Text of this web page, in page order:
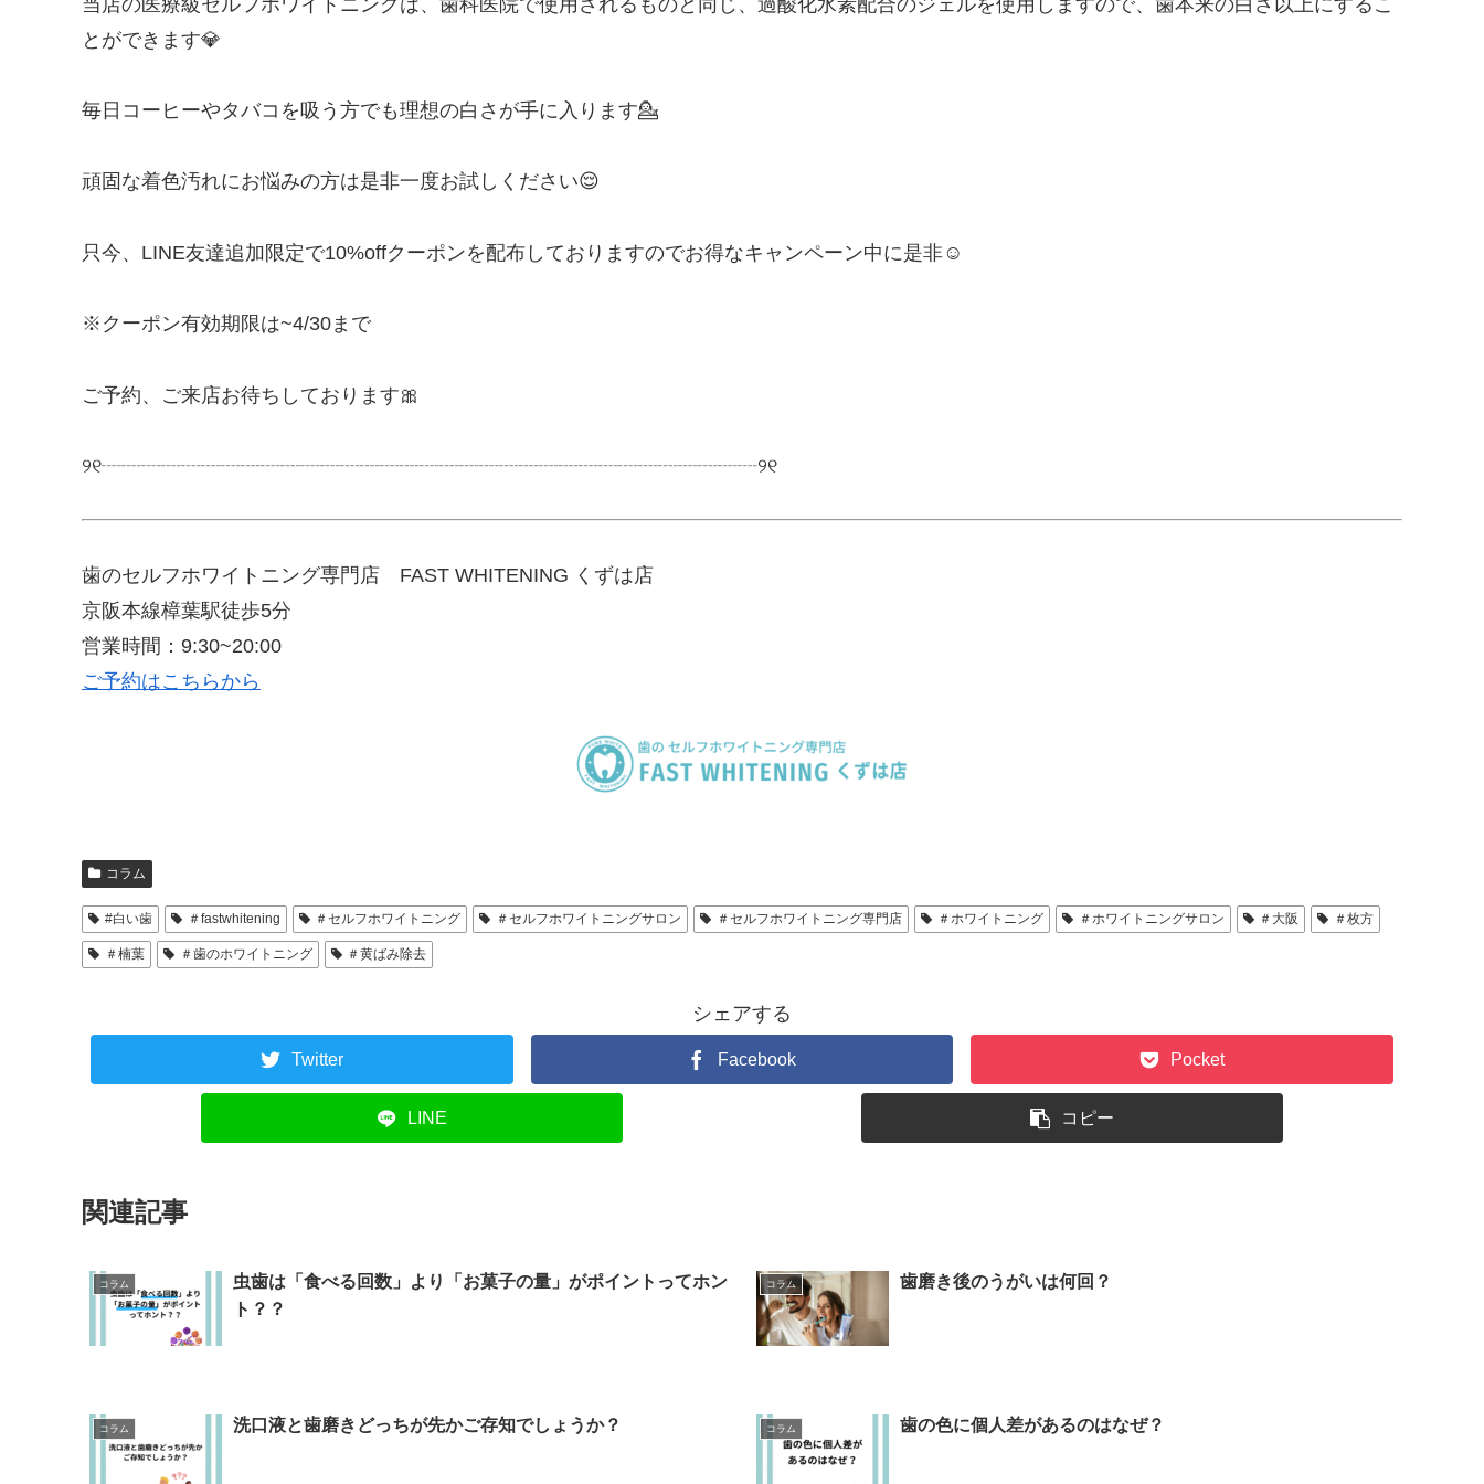
とができます💎
毎日コーヒーやタバコを吸う方でも理想の白さが手に入ります💁
頑固な着色汚れにお悩みの方は是非一度お試しください😌
只今、LINE友達追加限定で10%offクーポンを配布しておりますのでお得なキャンペーン中に是非☺️
※クーポン有効期限は~4/30まで
ご予約、ご来店お待ちしております🎀
୨୧┈┈┈┈┈┈┈┈┈┈┈┈┈┈┈┈┈┈┈┈┈┈┈┈┈┈┈┈┈┈┈┈┈୨୧
歯のセルフホワイトニング専門店 FAST WHITENING くずは店
京阪本線樟葉駅徒歩5分
営業時間：9:30~20:00
ご予約はこちらから
コラム
#白い歯 ＃fastwhitening ＃セルフホワイトニング ＃セルフホワイトニングサロン ＃セルフホワイトニング専門店 ＃ホワイトニング ＃ホワイトニングサロン ＃大阪 ＃枚方
＃楠葉 ＃歯のホワイトニング ＃黄ばみ除去
シェアする
Twitter Facebook Pocket
LINE コピー
関連記事
コラム
虫歯は「食べる回数」より「お菓子の量」がポイントってホン
ト？？
コラム 歯磨き後のうがいは何回？
コラム 洗口液と歯磨きどっちが先かご存知でしょうか？ コラム 歯の色に個人差があるのはなぜ？